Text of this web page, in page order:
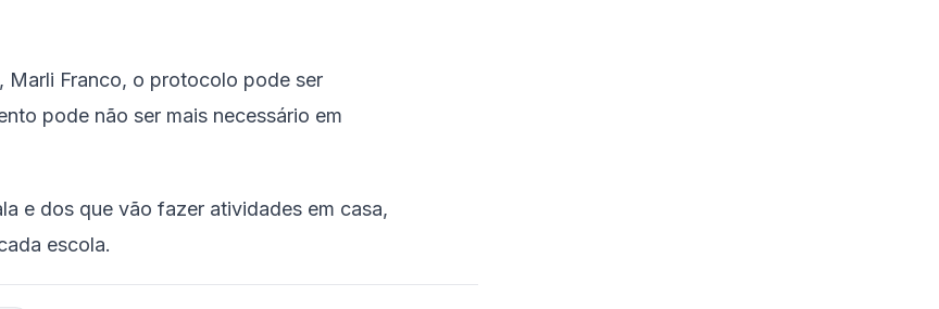
Marli Franco, o protocolo pode ser
pode não ser mais necessário em
e dos que vão fazer atividades em casa,
escola.